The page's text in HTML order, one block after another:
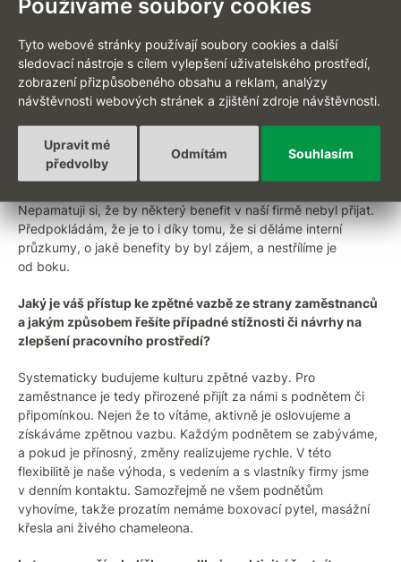
Používáme soubory cookies
Tyto webové stránky používají soubory cookies a další
sledovací nástroje s cílem vylepšení uživatelského prostředí,
zobrazení přizpůsobeného obsahu a reklam, analýzy
návštěvnosti webových stránek a zjištění zdroje návštěvnosti.
Souhlasím
Odmítám
Upravit mé
předvolby
kurzů. Úspěšně je také motivujeme k dalšímu osobnímu
lekce angličtiny, využíváme e-learning přes platformu Seduo.
Podporujeme interní kariérní posuny – otevřené pozice
přednostně inzerujeme zaměstnancům, aby mohli profesně
růst spolu s firmou.
o nasazení nového benefitu, o který nakonec nebyl mezi
zaměstnanci zájem?
Nepamatuji si, že by některý benefit v naší firmě nebyl přijat.
Předpokládám, že je to i díky tomu, že si děláme interní
průzkumy, o jaké benefity by byl zájem, a nestřílíme je
od boku.
Jaký je váš přístup ke zpětné vazbě ze strany zaměstnanců
a jakým způsobem řešíte případné stížnosti či návrhy na
zlepšení pracovního prostředí?
Systematicky budujeme kulturu zpětné vazby. Pro
zaměstnance je tedy přirozené přijít za námi s podnětem či
připomínkou. Nejen že to vítáme, aktivně je oslovujeme a
získáváme zpětnou vazbu. Každým podnětem se zabýváme,
a pokud je přínosný, změny realizujeme rychle. V této
flexibilitě je naše výhoda, s vedením a s vlastníky firmy jsme
v denním kontaktu. Samozřejmě ne všem podnětům
vyhovíme, takže prozatím nemáme boxovací pytel, masážní
křesla ani živého chameleona.